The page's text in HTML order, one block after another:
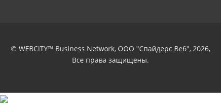
© WEBCITY™ Business Network, ООО "Спайдерс Веб", 2026,
Все права защищены.